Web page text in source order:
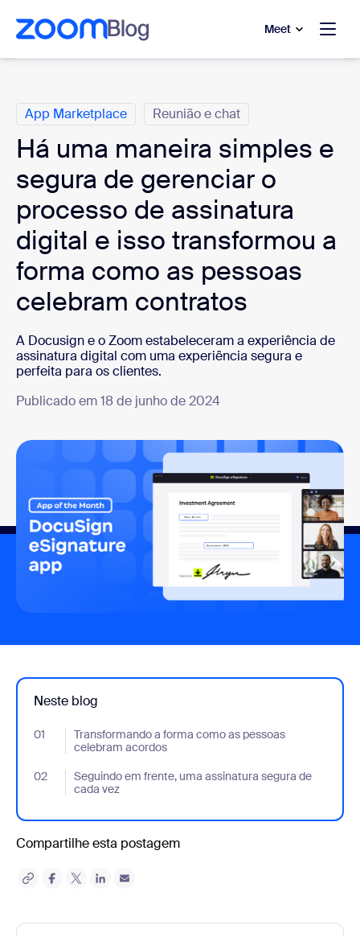
principal
chat de ajuda
Meet
App Marketplace Reunião e chat
Há uma maneira simples e
segura de gerenciar o
processo de assinatura
digital e isso transformou a
forma como as pessoas
celebram contratos
A Docusign e o Zoom estabeleceram a experiência de
assinatura digital com uma experiência segura e
perfeita para os clientes.
Publicado em 18 de junho de 2024
Neste blog
01
Transformando a forma como as pessoas
celebram acordos
- Jumplink to Transformando a forma como as pessoas
02
Seguindo em frente, uma assinatura segura de
cada vez
- Jumplink to Seguindo em frente, uma assinatura segura de
Compartilhe esta postagem